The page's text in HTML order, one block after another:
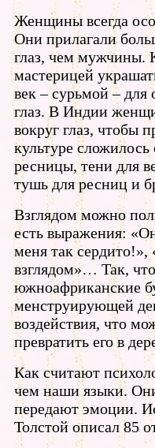
Женщины всегда
Они прилагали
глаз, чем мужчины.
мастерицей
век – сурьмой – для
глаз. В Индии
вокруг глаз, чтобы
культуре
ресницы, тени для
тушь для ресниц и
Взглядом можно
есть выражения:
меня так сердито!»,
взглядом»… Так,
южноафриканские
менструирующей
воздействия, что
превратить его в
Как считают
чем наши языки.
передают эмоции.
Толстой описал 85